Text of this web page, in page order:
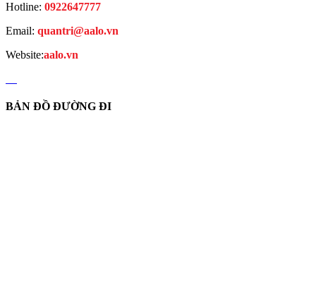
Hotline: 0922647777
Email: quantri@aalo.vn
Website:aalo.vn
BẢN ĐỒ ĐƯỜNG ĐI